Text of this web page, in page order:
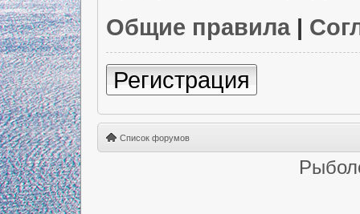
Общие правила|
Регистрация
Список форумов